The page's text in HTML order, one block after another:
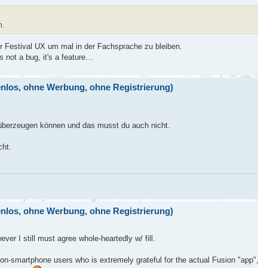
UX um mal in der Fachsprache zu bleiben.
not a bug, it's a feature…
ohne Werbung, ohne Registrierung)
können und das musst du auch nicht.
ohne Werbung, ohne Registrierung)
I still must agree whole-heartedly w/ fill.
smartphone users who is extremely grateful for the actual Fusion